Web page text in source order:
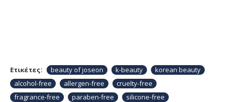
Ετικέτες: beauty of joseon k-beauty
korean beauty
alcohol-free
allergen-free
cruelty-free
fragrance-free
paraben-free
silicone-free